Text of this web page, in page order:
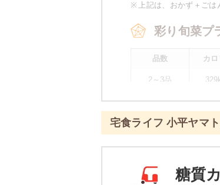
メニューは日替わりで
※ 上記は、おかず＋ご
彩り旬菜プ
品数 カ
2～3品
※一例です。メニューに
彩り旬菜プ
宅食ライフ 小平ヤマ
糖質